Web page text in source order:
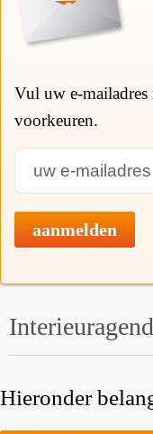
Vul uw e-
voorkeuren.
aanmelden
Hieronder